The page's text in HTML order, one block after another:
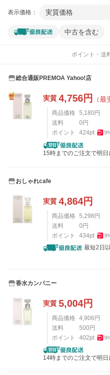
表示価格： 実質価格
中古を含む
ポイント・送
総合通販PREMOA Yahoo!店
実質 4,756円 （最
商品価格 5,180 円
送料
0 円
ポイント
424pt 9
15時までのご注文で明日
おしゃれcafe
実質 4,864円
商品価格 5,298円
送料
0円
ポイント
434pt 9
最短2日
香水カンパニー
実質 5,004円
商品価格 4,906円
送料
500円
ポイント
402pt 9
14時までのご注文で明日